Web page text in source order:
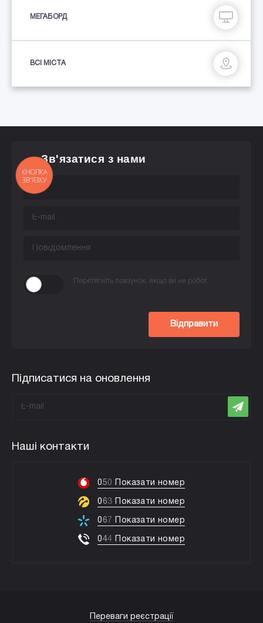
МЕГАБОРД
ВСІ МІСТА
Зв'язатися з нами
Перетягніть повзунок, якщо ви не робот
Відправити
Підписатися на оновлення
Наші контакти
050 Показати номер
063 Показати номер
06 7 Показати номер
044 Показати номер
Переваги реєстрації
КНОПКА
ЗВ'ЯЗКУ